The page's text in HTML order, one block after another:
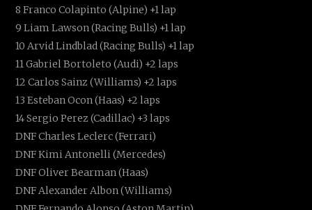
8 Franco Colapinto (Alpine) +1 lap
9 Liam Lawson (Racing Bulls) +1 lap
10 Arvid Lindblad (Racing Bulls) +1 lap
11 Gabriel Bortoleto (Audi) +2 laps
12 Carlos Sainz (Williams) +2 laps
13 Esteban Ocon (Haas) +2 laps
14 Sergio Perez (Cadillac) +3 laps
DNF Charles Leclerc (Ferrari)
DNF Kimi Antonelli (Mercedes)
DNF Oliver Bearman (Haas)
DNF Alexander Albon (Williams)